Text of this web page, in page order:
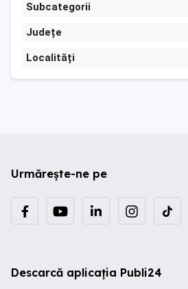
Subcategorii
Județe
Localități
Urmărește-ne pe
Descarcă aplicația Publi24